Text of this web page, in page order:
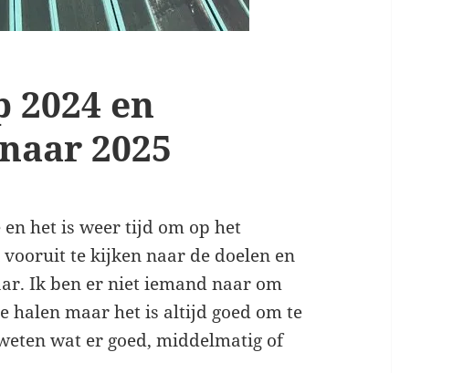
en
2025
het is weer tijd om op het
te kijken naar de doelen en
Ik ben er niet iemand naar om
halen maar het is altijd goed om te
wat er goed, middelmatig of